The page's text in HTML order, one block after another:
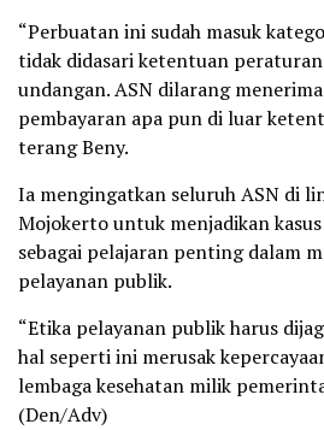
“Perbuatan ini sudah masuk
tidak didasari ketentuan
undangan. ASN dilarang
pembayaran apa pun di luar
terang Beny.
Ia mengingatkan seluruh ASN di
Mojokerto untuk menjadikan
sebagai pelajaran penting dalam
pelayanan publik.
“Etika pelayanan publik harus
hal seperti ini merusak
lembaga kesehatan milik
(Den/Adv)